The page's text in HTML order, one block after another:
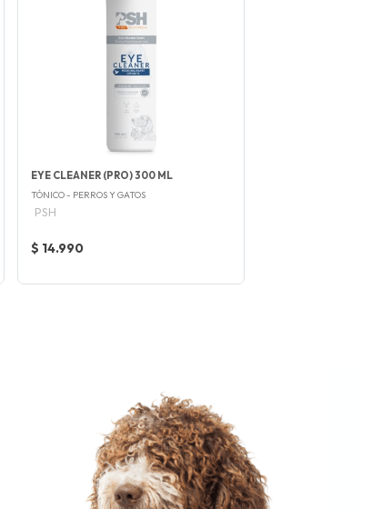
EYE CLEANER (PRO) 300 ML
TÓNICO - PERROS Y GATOS
PSH
$ 14.990